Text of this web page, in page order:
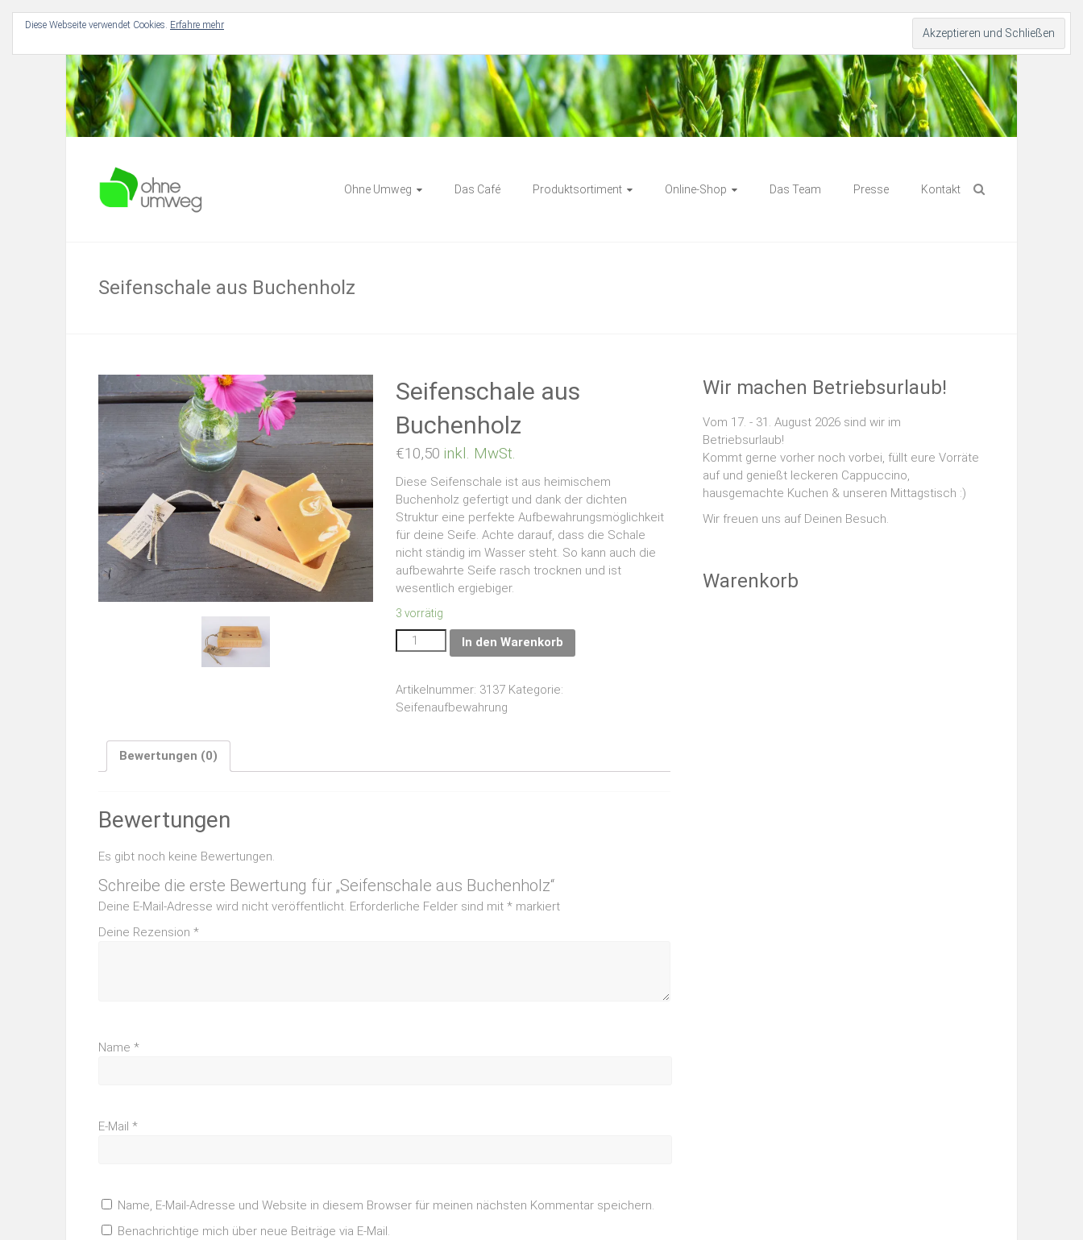
Ohne UmwegOhne Umweg Das Café Produktsortiment Online-Shop Das Team Presse Kontakt
Seifenschale aus Buchenholz
Seifenschale aus
Buchenholz
€10,50 inkl. MwSt.
Diese Seifenschale ist aus heimischem
Buchenholz gefertigt und dank der dichten
Struktur eine perfekte Aufbewahrungsmöglichkeit
für deine Seife. Achte darauf, dass die Schale
nicht ständig im Wasser steht. So kann auch die
aufbewahrte Seife rasch trocknen und ist
wesentlich ergiebiger.
3 vorrätig
In den Warenkorb
Artikelnummer: 3137 Kategorie:
Seifenaufbewahrung
Bewertungen (0)
Bewertungen
Es gibt noch keine Bewertungen.
Schreibe die erste Bewertung für „Seifenschale aus Buchenholz“
Deine E-Mail-Adresse wird nicht veröffentlicht. Erforderliche Felder sind mit * markiert
Deine Rezension *
Name *
E-Mail *
Name, E-Mail-Adresse und Website in diesem Browser für meinen nächsten Kommentar speichern.
Benachrichtige mich über neue Beiträge via E-Mail.
Wir machen Betriebsurlaub!
Vom 17. - 31. August 2026 sind wir im
Betriebsurlaub!
Kommt gerne vorher noch vorbei, füllt eure Vorräte
auf und genießt leckeren Cappuccino,
hausgemachte Kuchen & unseren Mittagstisch :)
Wir freuen uns auf Deinen Besuch.
Warenkorb
Diese Webseite verwendet Cookies. Erfahre mehr